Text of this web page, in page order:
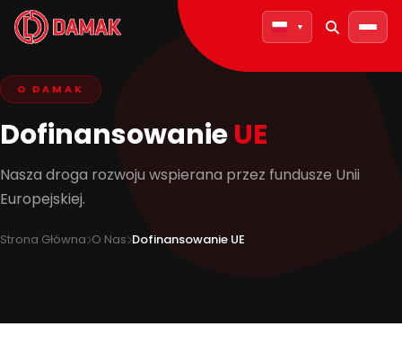
▼
O DAMAK
Nasza Historia
Nasze Wartości
O DAMAK
DofinansowanieUE
Nasza droga rozwoju wspierana przez fundusze Unii
Europejskiej.
Strona Główna O Nas Dofinansowanie UE